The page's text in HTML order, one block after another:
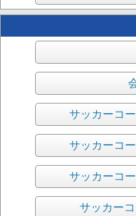
サッカーコ
サッカーコ
サッカーコ
サッカーコ